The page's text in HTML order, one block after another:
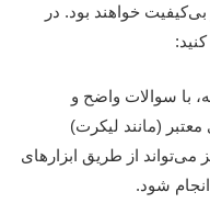
خواهند بود. در
با سوالات واضح و
(مانند لیکرت)
می‌تواند از طریق ابزارهای